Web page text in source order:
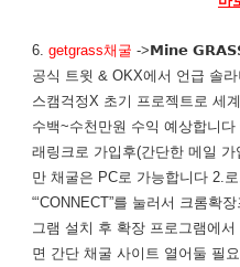
6.getgrass채굴 ->𝗠𝗶𝗻𝗲 𝗚𝗥𝗔𝗦𝗦
공식 트윗 & OKX에서 언급 솔
스캠걱정X 초기 프로젝트로 세
수백~수천만원 수익 예상합니
래링크로 가입후(간단한 메일
만 채굴은 PC로 가능합니다 2.
“‘CONNECT”를 눌러서 크롬확
그램 설치 후 확장 프로그램에
면 간단 채굴 사이트 열어둘 필